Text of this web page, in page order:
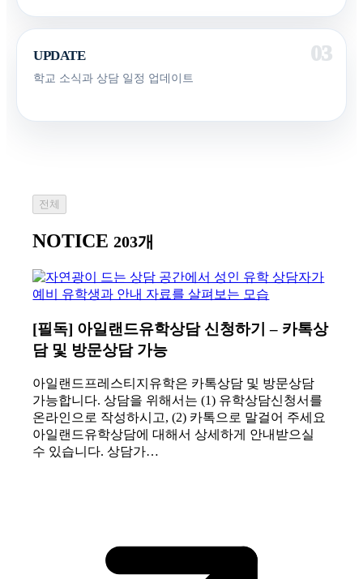
UPDATE
학교 소식과 상담 일정 업데이트
전체
NOTICE203개
[필독] 아일랜드유학상담 신청하기 – 카톡상
담 및 방문상담 가능
아일랜드프레스티지유학은 카톡상담 및 방문상담
가능합니다. 상담을 위해서는 (1) 유학상담신청서를
온라인으로 작성하시고, (2) 카톡으로 말걸어 주세요
아일랜드유학상담에 대해서 상세하게 안내받으실
수 있습니다. 상담가…